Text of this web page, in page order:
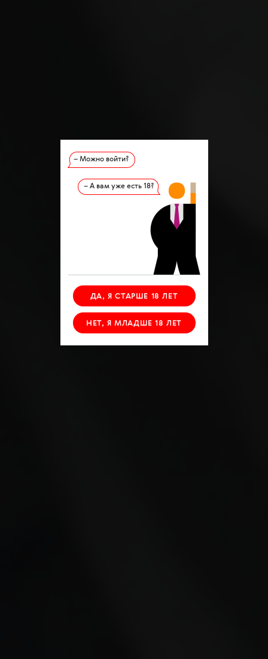
– Можно войти?
– А вам уже есть 18?
ДА, Я СТАРШЕ 18 ЛЕТ
НЕТ, Я МЛАДШЕ 18 ЛЕТ